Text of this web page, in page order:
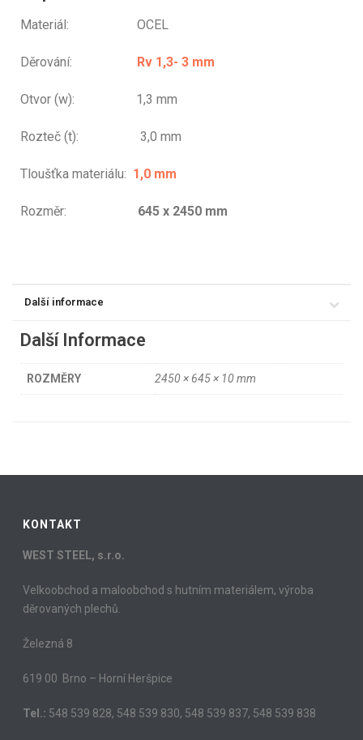
Materiál: OCEL
Děrování: Rv 1,3- 3 mm
Otvor (w): 1,3 mm
Rozteč (t): 3,0 mm
Tloušťka materiálu: 1,0 mm
Rozměr: 645 x 2450 mm
Další informace
Další Informace
ROZMĚRY 2450 × 645 × 10 mm
KONTAKT
WEST STEEL, s.r.o.
Velkoobchod a maloobchod s hutním materiálem, výroba
děrovaných plechů.
Železná 8
619 00 Brno – Horní Heršpice
Tel.: 548 539 828, 548 539 830, 548 539 837, 548 539 838